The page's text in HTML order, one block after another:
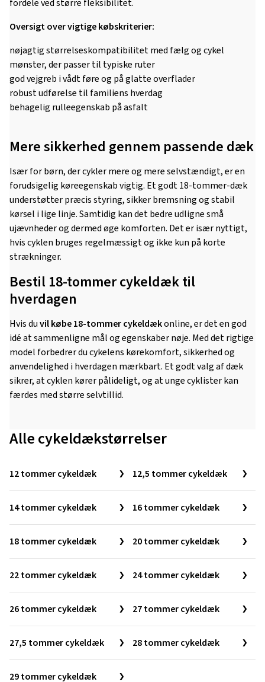
fordele ved større fleksibilitet.
Oversigt over vigtige købskriterier:
nøjagtig størrelseskompatibilitet med fælg og cykel
mønster, der passer til typiske ruter
god vejgreb i vådt føre og på glatte overflader
robust udførelse til familiens hverdag
behagelig rulleegenskab på asfalt
Mere sikkerhed gennem passende dæk
Især for børn, der cykler mere og mere selvstændigt, er en
forudsigelig køreegenskab vigtig. Et godt 18-tommer-dæk
understøtter præcis styring, sikker bremsning og stabil
kørsel i lige linje. Samtidig kan det bedre udligne små
ujævnheder og dermed øge komforten. Det er især nyttigt,
hvis cyklen bruges regelmæssigt og ikke kun på korte
strækninger.
Bestil 18-tommer cykeldæk til
hverdagen
Hvis duvil købe 18-tommer cykeldækonline, er det en god
idé at sammenligne mål og egenskaber nøje. Med det rigtige
model forbedrer du cykelens kørekomfort, sikkerhed og
anvendelighed i hverdagen mærkbart. Et godt valg af dæk
sikrer, at cyklen kører pålideligt, og at unge cyklister kan
færdes med større selvtillid.
Alle cykeldækstørrelser
12 tommer cykeldæk 12,5 tommer cykeldæk
14 tommer cykeldæk 16 tommer cykeldæk
18 tommer cykeldæk 20 tommer cykeldæk
22 tommer cykeldæk 24 tommer cykeldæk
26 tommer cykeldæk 27 tommer cykeldæk
27,5 tommer cykeldæk 28 tommer cykeldæk
29 tommer cykeldæk